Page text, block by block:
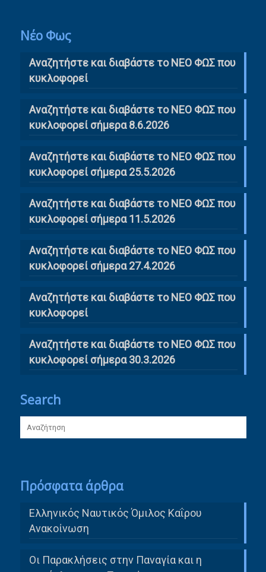
Νέο Φως
Αναζητήστε και διαβάστε το NΕΟ ΦΩΣ που
κυκλοφορεί
Αναζητήστε και διαβάστε το ΝΕΟ ΦΩΣ που
κυκλοφορεί σήμερα 8.6.2026
Αναζητήστε και διαβάστε το ΝΕΟ ΦΩΣ που
κυκλοφορεί σήμερα 25.5.2026
Αναζητήστε και διαβάστε το ΝΕΟ ΦΩΣ που
κυκλοφορεί σήμερα 11.5.2026
Αναζητήστε και διαβάστε το ΝΕΟ ΦΩΣ που
κυκλοφορεί σήμερα 27.4.2026
Αναζητήστε και διαβάστε το ΝΕΟ ΦΩΣ που
κυκλοφορεί
Αναζητήστε και διαβάστε το ΝΕΟ ΦΩΣ που
κυκλοφορεί σήμερα 30.3.2026
Search
Πρόσφατα άρθρα
Ελληνικός Ναυτικός Όμιλος Καΐρου
Ανακοίνωση
Οι Παρακλήσεις στην Παναγία και η